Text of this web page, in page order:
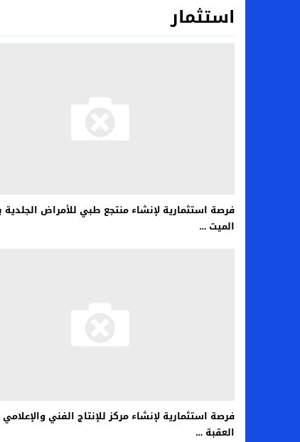
استثمار
فرصة استثمارية لإنشاء منتجع طبي للأمراض الجلدية
الميت …
فرصة استثمارية لإنشاء مركز للإنتاج الفني
العقبة …